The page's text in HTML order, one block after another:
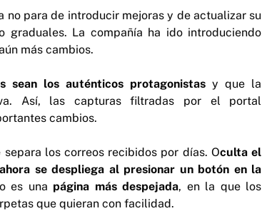
no para de introducir mejoras y de actualizar su
graduales. La compañía ha ido introduciendo
más cambios.
sean los auténticos protagonistas y que la
Así, las capturas filtradas por el portal
cambios.
separa los correos recibidos por días. Oculta el
ahora se despliega al presionar un botón en la
es una página más despejada, en la que los
que quieran con facilidad.